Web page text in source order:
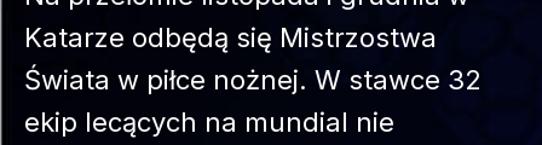
Katarze odbędą się Mistrzostwa
Świata w piłce nożnej. W stawce 32
ekip lecących na mundial nie